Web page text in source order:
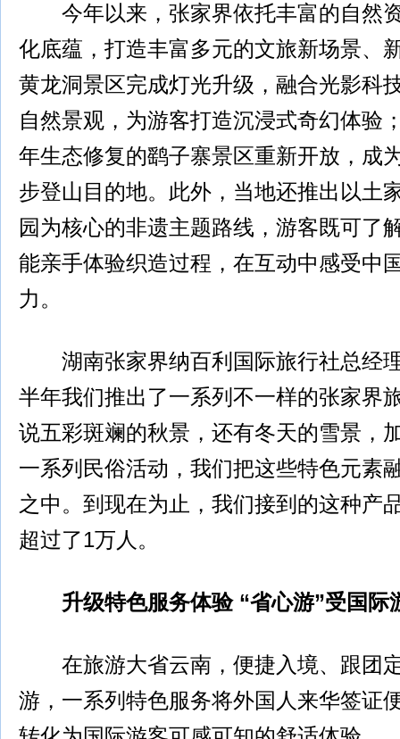
今年以来，张家界依托丰富的自然
化底蕴，打造丰富多元的文旅新场景、
黄龙洞景区完成灯光升级，融合光影科
自然景观，为游客打造沉浸式奇幻体验
年生态修复的鹞子寨景区重新开放，成
步登山目的地。此外，当地还推出以土
园为核心的非遗主题路线，游客既可了
能亲手体验织造过程，在互动中感受中
力。
湖南张家界纳百利国际旅行社总经
半年我们推出了一系列不一样的张家界
说五彩斑斓的秋景，还有冬天的雪景，
一系列民俗活动，我们把这些特色元素
之中。到现在为止，我们接到的这种产
超过了1万人。
升级特色服务体验 “省心游”受国际
在旅游大省云南，便捷入境、跟团
游，一系列特色服务将外国人来华签证